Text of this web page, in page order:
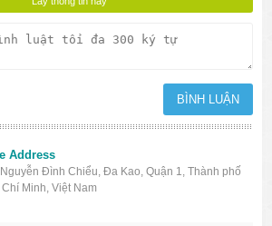
Address
Đình Chiểu, Đa Kao, Quận 1, Thành phố
Chí Minh, Việt Nam